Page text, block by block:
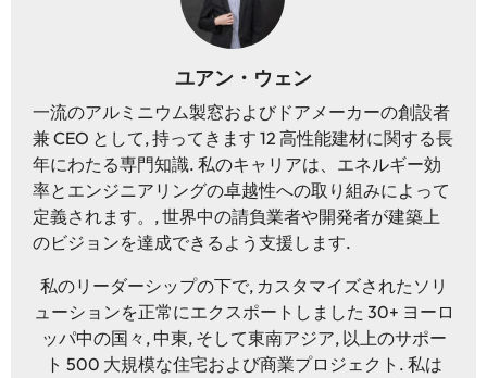
ユアン・ウェン
一流のアルミニウム製窓およびドアメーカーの創設者
兼 CEO として, 持ってきます 12 高性能建材に関する長
年にわたる専門知識. 私のキャリアは、エネルギー効
率とエンジニアリングの卓越性への取り組みによって
定義されます。, 世界中の請負業者や開発者が建築上
のビジョンを達成できるよう支援します.
私のリーダーシップの下で, カスタマイズされたソリ
ューションを正常にエクスポートしました 30+ ヨーロ
ッパ中の国々, 中東, そして東南アジア, 以上のサポー
ト 500 大規模な住宅および商業プロジェクト. 私は